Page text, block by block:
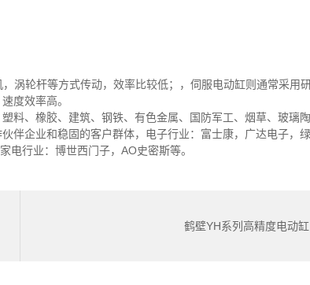
涡轮杆等方式传动，效率比较低；，伺服电动缸则通常采用
度效率高。
料、橡胶、建筑、钢铁、有色金属、国防军工、烟草、玻璃陶
伴企业和稳固的客户群体，电子行业：富士康，广达电子，
电行业：博世西门子，AO史密斯等。
鹤壁YH系列高精度电动缸